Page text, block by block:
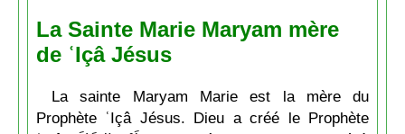
La Sainte Marie Maryam mère
de ʿIçâ Jésus
La sainte Maryam Marie est la mère du
Prophète ʿIçâ Jésus. Dieu a créé le Prophète